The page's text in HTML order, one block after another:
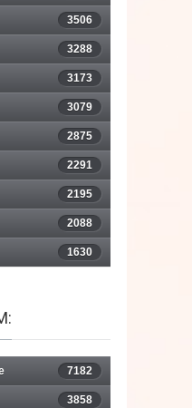
3506
3288
3173
3079
2875
2291
2195
2088
1630
7182
3858